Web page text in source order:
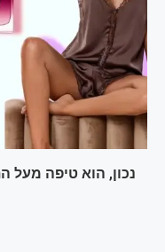
נכון, הוא טיפה מעל